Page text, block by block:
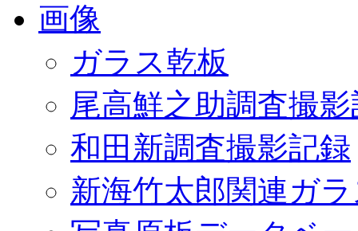
画像
ガラス乾板
尾高鮮之助調査撮
和田新調査撮影記録
新海竹太郎関連ガ